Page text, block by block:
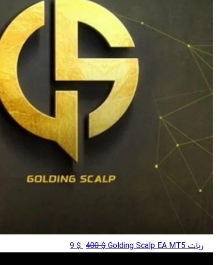
ربات Golding Scalp EA MT5 $
400
قیمت
$
9 قیمت